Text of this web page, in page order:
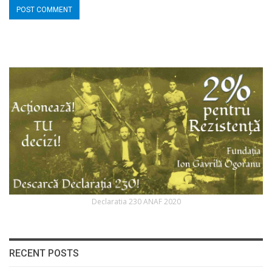
Declaratia 230 ANAF 2020
RECENT POSTS